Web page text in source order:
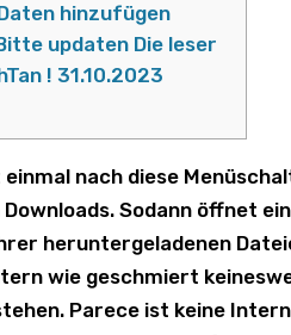
hinzufügen
updaten Die leser
! 31.10.2023
einmal nach diese
Sodann öffnet
heruntergeladenen
wie geschmiert
Parece ist keine